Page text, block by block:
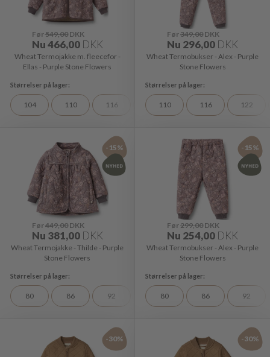
Før549,00DKK
Nu466,00 DKK
Wheat Termojakke m. fleecefor -
Ellas - Purple Stone Flowers
104 110 116 128
Før349,00 DKK
Nu 296,00 DKK
Wheat Termobukser - Alex - Purple
Stone Flowers
110 116 122
-15%
Før449,00DKK
Nu 381,00 DKK
Wheat Termojakke - Thilde - Purple
Stone Flowers
80 86 92
-15%
Før299,00 DKK
Nu 254,00 DKK
Wheat Termobukser - Alex - Purple
Stone Flowers
80 86 92
-30% -30%